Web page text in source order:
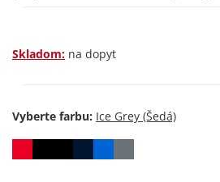
Skladom: na dopyt
Vyberte farbu: